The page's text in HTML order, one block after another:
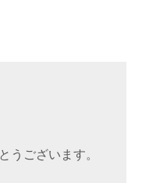
うございます。